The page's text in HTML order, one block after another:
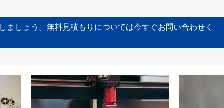
ましょう。無料見積もりについては今すぐお問い合わせく